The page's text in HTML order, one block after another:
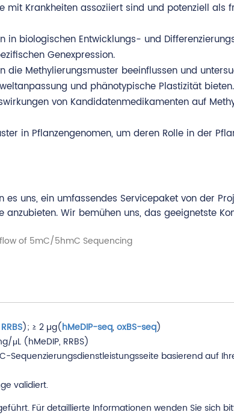
Krankheiten assoziiert sind und potenziell
biologischen Entwicklungs- und
Genexpression.
Methylierungsmuster beeinflussen und
und phänotypische Plastizität bieten.
von Kandidatenmedikamenten auf
in Pflanzengenomen, um deren Rolle in der
uns, ein umfassendes Servicepaket von der
Wir bemühen uns, das geeignetste
RRBS); ≥ 2 µg(hMeDIP-seq, oxBS-seq)
μL (hMeDIP, RRBS)
basierend auf
validiert.
Für detaillierte Informationen wenden Sie sich